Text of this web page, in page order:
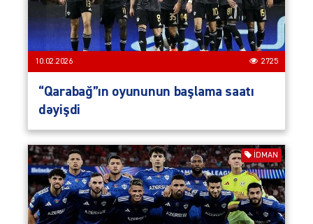
10.02.2026 2725
“Qarabağ”ın oyununun başlama saatı
dəyişdi
İDMAN